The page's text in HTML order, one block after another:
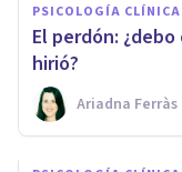
PSICOLOGÍA CLÍNICA
El perdón:
hirió?
Ariadna Ferràs
PSICOLOGÍA CLÍNICA
Dieta